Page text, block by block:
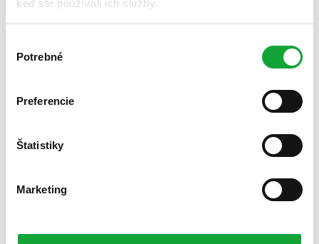
keď ste používali ich služby.
súhlasu
Potrebné
Preferencie
Štatistiky
Marketing